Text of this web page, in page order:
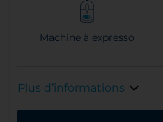
Machine à expresso
Plus d’informations